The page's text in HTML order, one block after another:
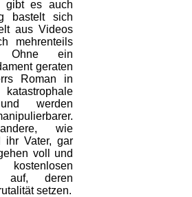
gibt es auch
bastelt sich
aus Videos
mehrenteils
Ohne ein
geraten
Roman in
und werden
wie
ihr Vater, gar
voll und
auf, deren
setzen.